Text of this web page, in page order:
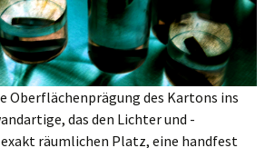
Oberflächenprägung des Kartons ins
das den Lichter und -
räumlichen Platz, eine handfest